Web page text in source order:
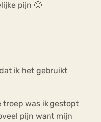
pijn 🙂
ik het gebruikt
troep was ik gestopt
pijn want mijn